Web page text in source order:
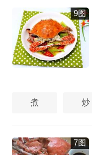
9图
煮 炒
7图